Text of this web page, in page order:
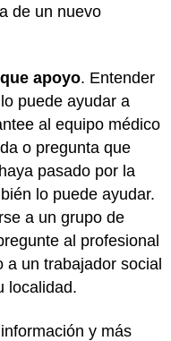
de un nuevo
apoyo. Entender
puede ayudar a
al equipo médico
o pregunta que
pasado por la
lo puede ayudar.
a un grupo de
al profesional
un trabajador social
localidad.
y más